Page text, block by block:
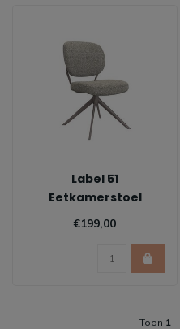
Label 51
Eetkamerstoel
Geneva - Mushroom
€199,00
Toon 1-